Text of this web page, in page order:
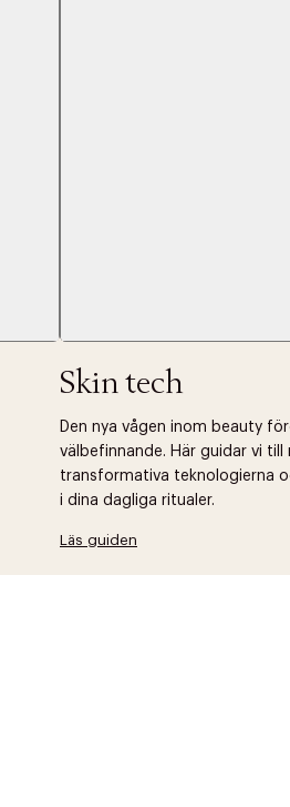
Skin tech
Den nya vågen inom beauty
välbefinnande. Här guidar vi till
transformativa teknologierna
i dina dagliga ritualer.
Läs guiden